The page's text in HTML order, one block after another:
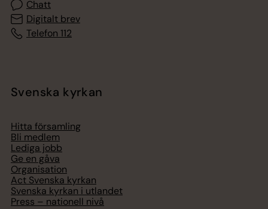
Chatt
Digitalt brev
Telefon 112
Svenska kyrkan
Hitta församling
Bli medlem
Lediga jobb
Ge en gåva
Organisation
Act Svenska kyrkan
Svenska kyrkan i utlandet
Press – nationell nivå